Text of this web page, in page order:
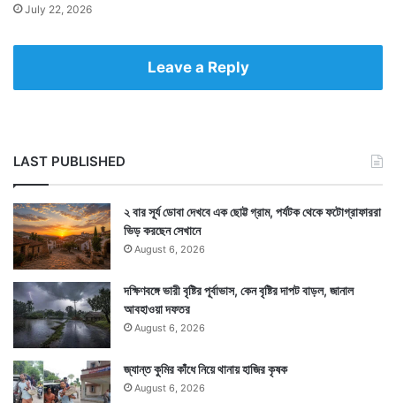
July 22, 2026
Leave a Reply
LAST PUBLISHED
২ বার সূর্য ডোবা দেখবে এক ছোট্ট গ্রাম, পর্যটক থেকে ফটোগ্রাফাররা
ভিড় করছেন সেখানে
August 6, 2026
দক্ষিণবঙ্গে ভারী বৃষ্টির পূর্বাভাস, কেন বৃষ্টির দাপট বাড়ল, জানাল
আবহাওয়া দফতর
August 6, 2026
জ্যান্ত কুমির কাঁধে নিয়ে থানায় হাজির কৃষক
August 6, 2026